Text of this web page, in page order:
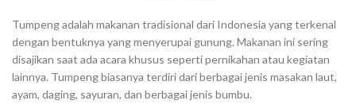
Tumpeng adalah makanan tradisional dari Indonesia yang terkenal
dengan bentuknya yang menyerupai gunung. Makanan ini sering
disajikan saat ada acara khusus seperti pernikahan atau kegiatan
lainnya. Tumpeng biasanya terdiri dari berbagai jenis masakan laut,
ayam, daging, sayuran, dan berbagai jenis bumbu.